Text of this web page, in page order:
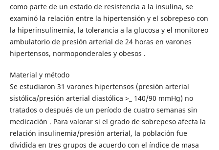
como parte de un estado de resistencia a la insulina, se
examinó la relación entre la hipertensión y el sobrepeso con
la hiperinsulinemia, la tolerancia a la glucosa y el monitoreo
ambulatorio de presión arterial de 24 horas en varones
hipertensos, normoponderales y obesos .
Material y método
Se estudiaron 31 varones hipertensos (presión arterial
sistólica/presión arterial diastólica >_ 140/90 mmHg) no
tratados o después de un período de cuatro semanas sin
medicación . Para valorar si el grado de sobrepeso afecta la
relación insulinemia/presión arterial, la población fue
dividida en tres grupos de acuerdo con el índice de masa